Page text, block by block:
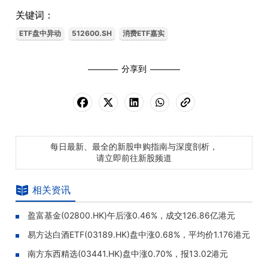
关键词：
ETF盘中异动 512600.SH 消费ETF嘉实
分享到
每日最新、最全的新股申购指南与深度剖析，
请立即前往新股频道
相关资讯
盈富基金(02800.HK)午后涨0.46%，成交126.86亿港元
易方达白酒ETF(03189.HK)盘中涨0.68%，平均价1.176港元
南方东西精选(03441.HK)盘中涨0.70%，报13.02港元